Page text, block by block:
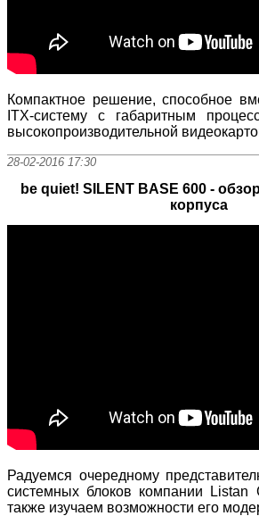
Компактное решение, способное
ITX-систему с габаритным
высокопроизводительной
28-02-2016 17:30
be quiet! SILENT BASE 600 -
корпуса
Радуемся очередному
системных блоков компании
также изучаем возможности его